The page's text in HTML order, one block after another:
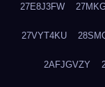
27E8J3FW
27VYT4KU
2AFJGVZY